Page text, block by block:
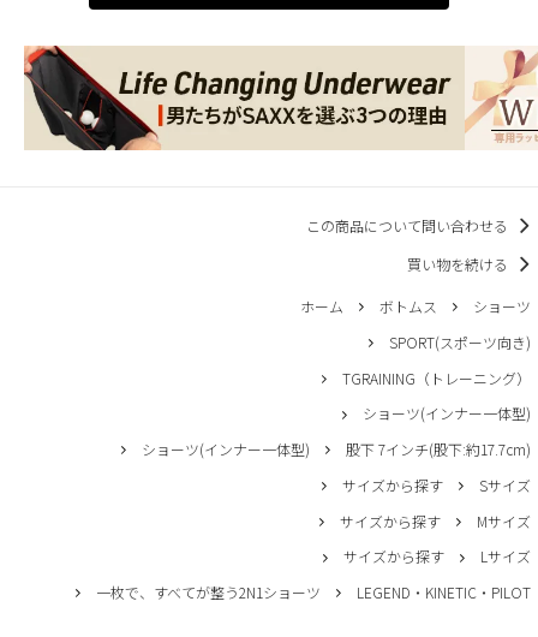
この商品について問い合わせる
買い物を続ける
ホーム ボトムス
ショーツ
SPORT(スポーツ向き)
TGRAINING（トレーニング）
ショーツ(インナー一体型)
ショーツ(インナー一体型)
股下 7インチ(股下:約17.7cm)
サイズから探す
Sサイズ
サイズから探す
Mサイズ
サイズから探す
Lサイズ
一枚で、すべてが整う2N1ショーツ
LEGEND・KINETIC・PILOT